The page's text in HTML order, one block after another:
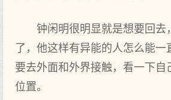
钟闲明很明显就是想要回去
了，他这样有异能的人怎么能
要去外面和外界接触，看一下自
位置。